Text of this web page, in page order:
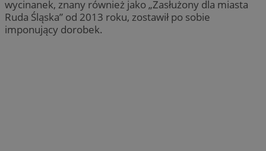
wycinanek, znany również jako „Zasłużony dla miasta
Ruda Śląska” od 2013 roku, zostawił po sobie
imponujący dorobek.